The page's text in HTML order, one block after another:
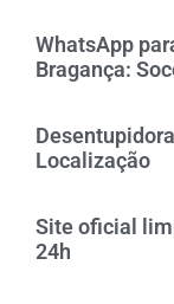
WhatsApp
Bragança:
Localização
Site oficial
24h